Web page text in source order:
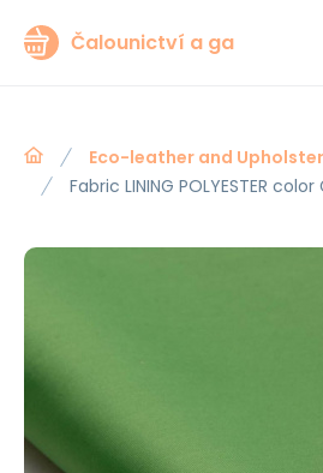
Čalounictví a ga
Eco-leather and
Fabric LINING POLYESTER color